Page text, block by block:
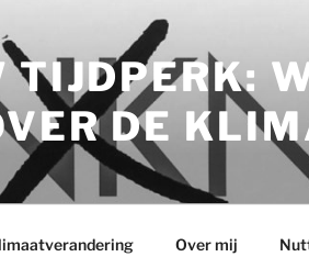
TIJDPERK:
DE
Over mij